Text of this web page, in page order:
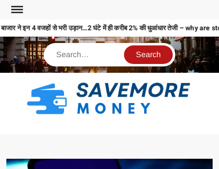
ने इन 4 वजहों से भरी उड़ान…2 घंटे में ही करीब 2% की धुआंधार तेजी –